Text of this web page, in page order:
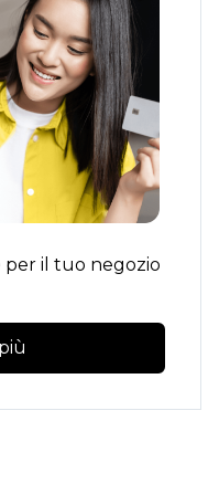
il tuo negozio